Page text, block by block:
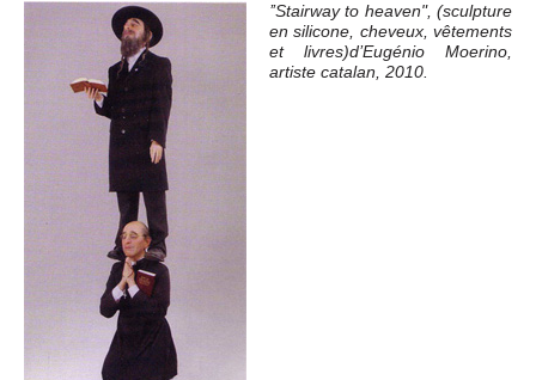
’’Stairway to heaven", (sculpture
en silicone, cheveux, vêtements
et livres)d’Eugénio Moerino,
artiste catalan, 2010.